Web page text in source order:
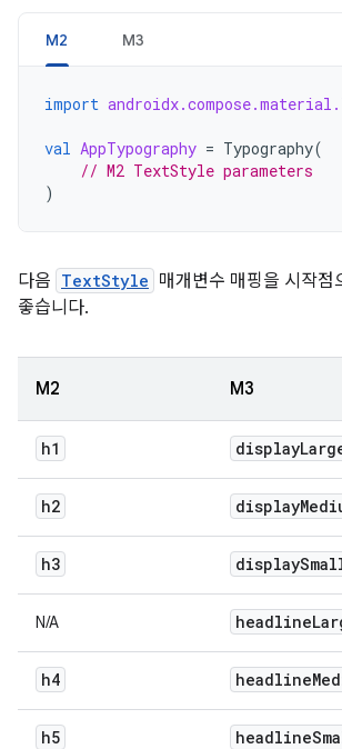
M2 M3
import
val AppTypography = Typography(
// M2 TextStyle parameters
)
다음 TextStyle 매개변수 매핑을 시작점
좋습니다.
M2 M3
h1 display
h2 display
h3 display
N/A headline
h4 headline
h5 headline